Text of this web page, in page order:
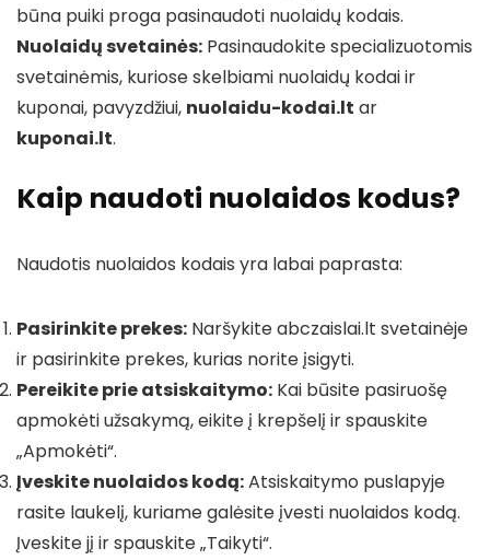
būna puiki proga pasinaudoti nuolaidų kodais.
Nuolaidų svetainės: Pasinaudokite specializuotomis
svetainėmis, kuriose skelbiami nuolaidų kodai ir
kuponai, pavyzdžiui, nuolaidu-kodai.lt ar
kuponai.lt.
Kaip naudoti nuolaidos kodus?
Naudotis nuolaidos kodais yra labai paprasta:
Pasirinkite prekes: Naršykite abczaislai.lt svetainėje
ir pasirinkite prekes, kurias norite įsigyti.
Pereikite prie atsiskaitymo: Kai būsite pasiruošę
apmokėti užsakymą, eikite į krepšelį ir spauskite
„Apmokėti“.
Įveskite nuolaidos kodą:Atsiskaitymo puslapyje
rasite laukelį, kuriame galėsite įvesti nuolaidos kodą.
Įveskite jį ir spauskite „Taikyti“.